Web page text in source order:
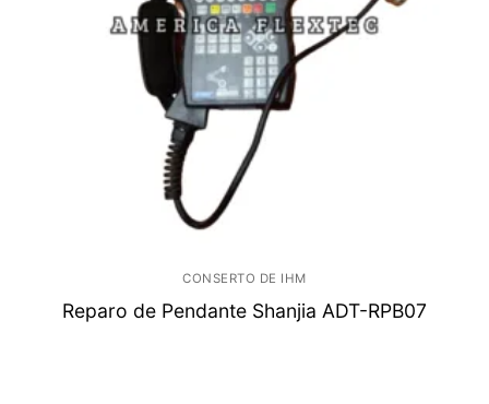
CONSERTO DE IHM
Reparo de Pendante Shanjia ADT-RPB07